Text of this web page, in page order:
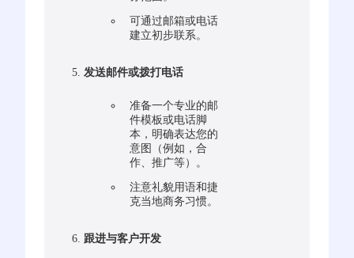
可通过邮箱或电话
建立初步联系。
发送邮件或拨打电话
准备一个专业的邮
件模板或电话脚
本，明确表达您的
意图（例如，合
作、推广等）。
注意礼貌用语和捷
克当地商务习惯。
跟进与客户开发